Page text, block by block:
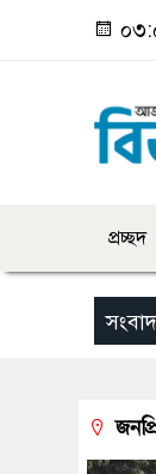
প্রচ্ছদ